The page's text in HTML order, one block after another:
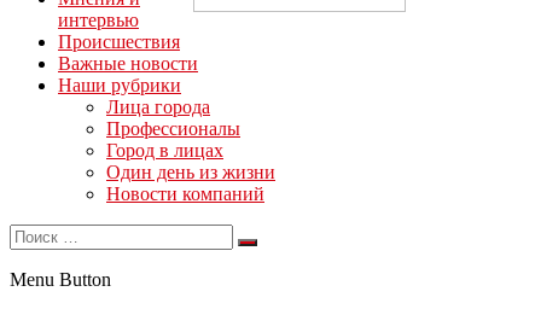
интервью
Происшествия
Важные новости
Наши рубрики
Лица города
Профессионалы
Город в лицах
Один день из жизни
Новости компаний
Menu Button